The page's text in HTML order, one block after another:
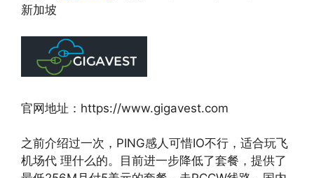
新加坡
官网地址：https://www.gigavest.com
之前介绍过一次，PING感人可惜IO不行，适合玩飞
机场代 理什么的。目前进一步降低了套餐，提供了